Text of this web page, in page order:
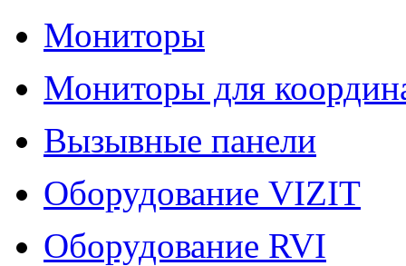
Мониторы
Мониторы для
Вызывные панели
Оборудование VIZIT
Оборудование RVI